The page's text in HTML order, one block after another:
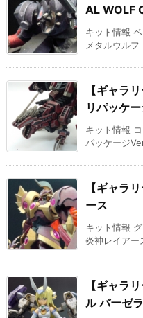
AL WOLF
キット情報
メタルウル
【ギャラ
リパッケ
キット情報
パッケージ
【ギャラ
ース
キット情報
炎神レイアー
【ギャラ
ル バーゼ